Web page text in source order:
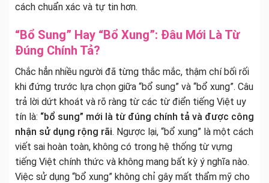
cách chuẩn xác và tự tin hơn.
“Bổ Sung” Hay “Bổ Xung”: Đâu Mới Là Từ
Đúng Chính Tả?
Chắc hẳn nhiều người đã từng thắc mắc, thậm chí bối rối
khi đứng trước lựa chọn giữa “bổ sung” và “bổ xung”. Câu
trả lời dứt khoát và rõ ràng từ các từ điển tiếng Việt uy
tín là: “bổ sung” mới là từ đúng chính tả và được công
nhận sử dụng rộng rãi. Ngược lại, “bổ xung” là một cách
viết sai hoàn toàn, không có trong hệ thống từ vựng
tiếng Việt chính thức và không mang bất kỳ ý nghĩa nào.
Việc sử dụng “bổ xung” không chỉ gây mất thẩm mỹ cho